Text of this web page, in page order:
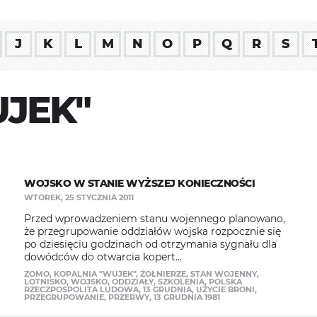
J K L M N O P Q R S
WOJSKO W STANIE WYŻSZEJ KONIECZNOŚCI
WTOREK, 25 STYCZNIA 2011
Przed wprowadzeniem stanu wojennego planowano,
że przegrupowanie oddziałów wojska rozpocznie się
po dziesięciu godzinach od otrzymania sygnału dla
dowódców do otwarcia kopert...
ZOMO, KOPALNIA "WUJEK", ŻOŁNIERZE, STAN WOJENNY,
LOTNISKO, WOJSKO, ODDZIAŁY, SZKOLENIA, POLSKA
RZECZPOSPOLITA LUDOWA, 13 GRUDNIA, UŻYCIE BRONI,
PRZEGRUPOWANIE, PRZERWY, 13 GRUDNIA 1981